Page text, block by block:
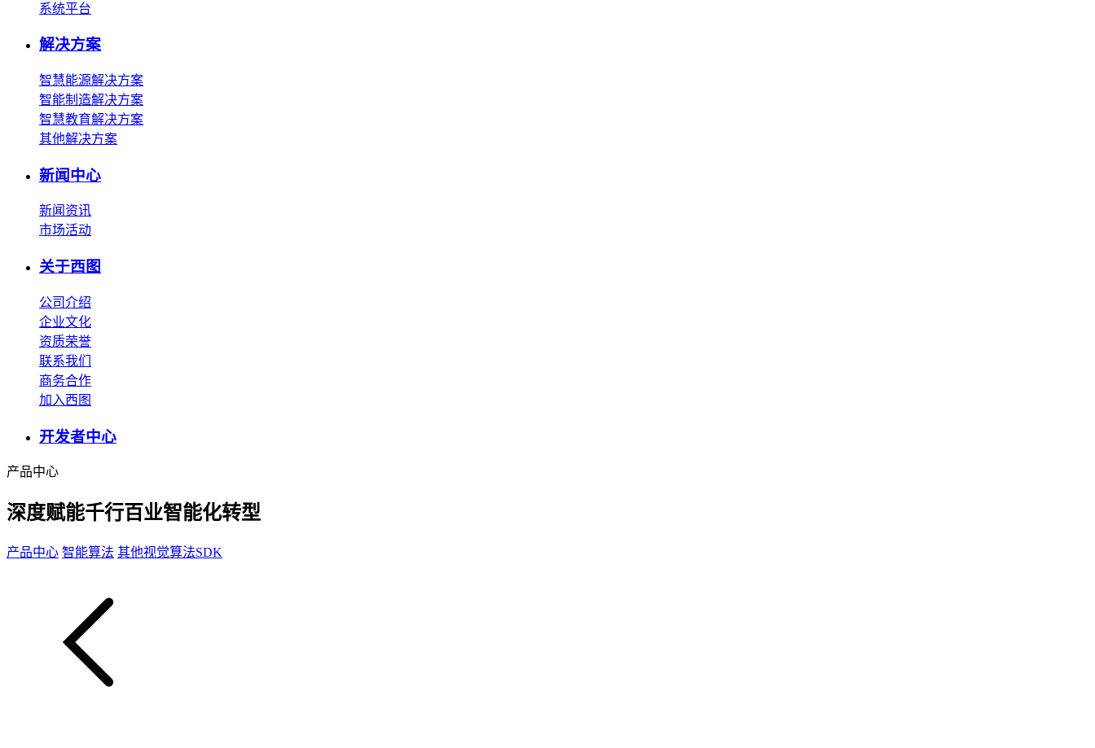
系统平台
解决方案
智慧能源解决方案
智能制造解决方案
智慧教育解决方案
其他解决方案
新闻中心
新闻资讯
市场活动
关于西图
公司介绍
企业文化
资质荣誉
联系我们
商务合作
加入西图
开发者中心
产品中心
深度赋能千行百业智能化转型
产品中心 智能算法 其他视觉算法SDK